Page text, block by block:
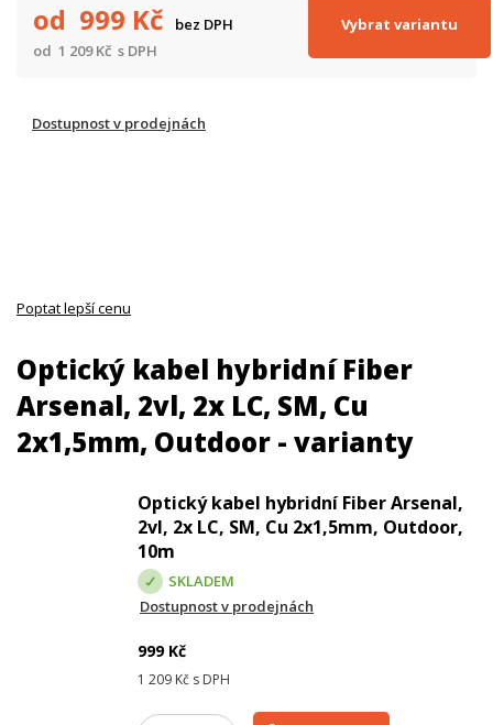
od 999 Kč
bez DPH
od 1 209Kč s DPH
Vybrat variantu
Dostupnost v prodejnách
Poptat lepší cenu
Optický kabel hybridní Fiber
Arsenal, 2vl, 2x LC, SM, Cu
2x1,5mm, Outdoor - varianty
Optický kabel hybridní Fiber Arsenal,
2vl, 2x LC, SM, Cu 2x1,5mm, Outdoor,
10m
SKLADEM
Dostupnost v prodejnách
999Kč
1 209 Kč s DPH